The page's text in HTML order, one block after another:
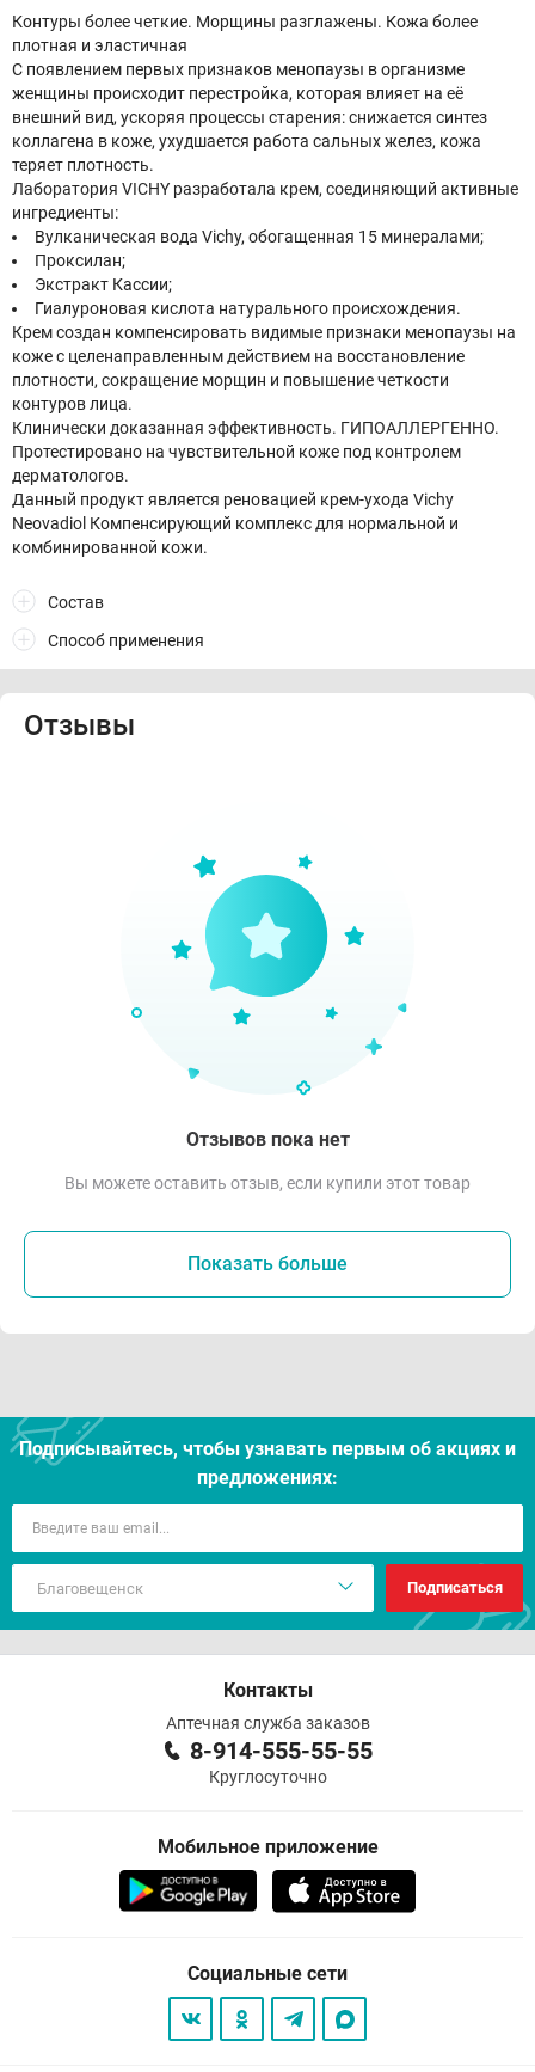
Контуры более четкие. Морщины разглажены. Кожа более
плотная и эластичная
С появлением первых признаков менопаузы в организме
женщины происходит перестройка, которая влияет на её
внешний вид, ускоряя процессы старения: снижается синтез
коллагена в коже, ухудшается работа сальных желез, кожа
теряет плотность.
Лаборатория VICHY разработала крем, соединяющий активные
ингредиенты:
Вулканическая вода Vichy, обогащенная 15 минералами;
Проксилан;
Экстракт Кассии;
Гиалуроновая кислота натурального происхождения.
Крем создан компенсировать видимые признаки менопаузы на
коже с целенаправленным действием на восстановление
плотности, сокращение морщин и повышение четкости
контуров лица.
Клинически доказанная эффективность. ГИПОАЛЛЕРГЕННО.
Протестировано на чувствительной коже под контролем
дерматологов.
Данный продукт является реновацией крем-ухода Vichy
Neovadiol Компенсирующий комплекс для нормальной и
комбинированной кожи.
Состав
Способ применения
Отзывы
Отзывов пока нет
Вы можете оставить отзыв, если купили этот товар
Показать больше
Подписывайтесь, чтобы узнавать первым об акцияx и
предложениях:
Подписаться
Контакты
Аптечная служба заказов
8-914-555-55-55
Круглосуточно
Мобильное приложение
Социальные сети